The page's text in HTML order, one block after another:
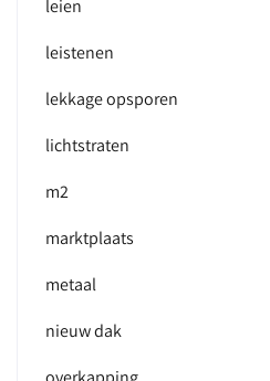
leien
leistenen
lekkage opsporen
lichtstraten
m2
marktplaats
metaal
nieuw dak